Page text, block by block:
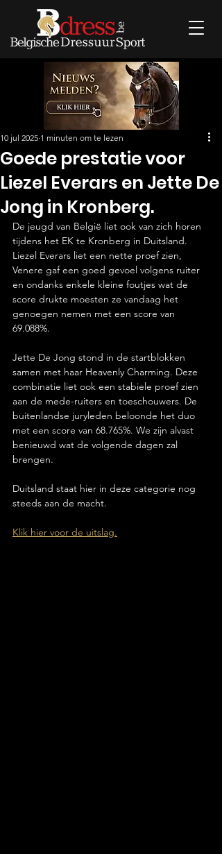
Goede prestatie voor
Liezel Everars en Jette De
Jong in Kronberg.
10 jul 2025 1 minuten om te lezen
De jeugd van België liet ook van zich horen
tijdens het EK te Kronberg in Duitsland.
Liezel Everars liet een nette proef zien,
Venere gaf een goed gevoel volgens ruiter
en ondanks enkele kleine foutjes wat de
score drukte moesten ze vandaag het
genoegen nemen met een score van
69.088%.
Jette De Jong stond in de startblokken
samen met haar Heavenly Charming. Deze
combinatie liet ook een stabiele proef zien
aan de mede-ruiters en toeschouwers. De
buitenlandse juryleden beloonde het duo
met een score van 68.765%. We zijn alvast
benieuwd wat de volgende dagen zal
brengen.
Duitsland staat hier in deze categorie nog
steeds aan de macht.
Klik hier voor de uitslag.